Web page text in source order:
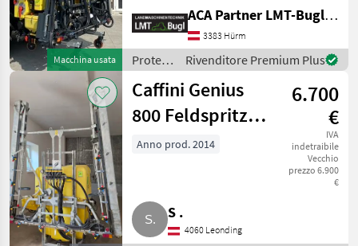
Macchina usata
sinistro/destro
indipendente * Regolazione
idraulica dell'altezza con
smorzamento dell'azoto
ACA Partner LMT-Bugl GmbH
3383 Hürm
Protezione
piante /
Caffini
Rivenditore Premium Plus
Caffini Genius
800 Feldspritze
12 m
6.700
€
IVA
indetraibile
Vecchio
prezzo 6.900
€
Anno prod. 2014
S .
4060 Leonding